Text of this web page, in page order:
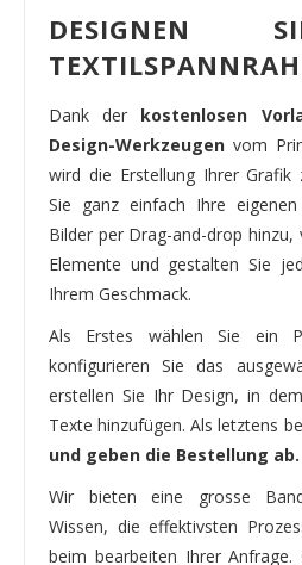
DESIGNEN
Dank der kostenlosen
Design-Werkzeugen vom
wird die Erstellung Ihrer Grafik
Sie ganz einfach Ihre
Bilder per Drag-and-drop hinzu,
Elemente und gestalten Sie
Ihrem Geschmack.
Als Erstes wählen Sie ein
konfigurieren Sie das
erstellen Sie Ihr Design, in
Texte hinzufügen. Als letztens
und geben die Bestellung
Wir bieten eine grosse
Wissen, die effektivsten
beim bearbeiten Ihrer